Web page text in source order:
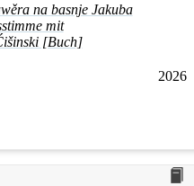
na basnje Jakuba
mit
[Buch]
2026